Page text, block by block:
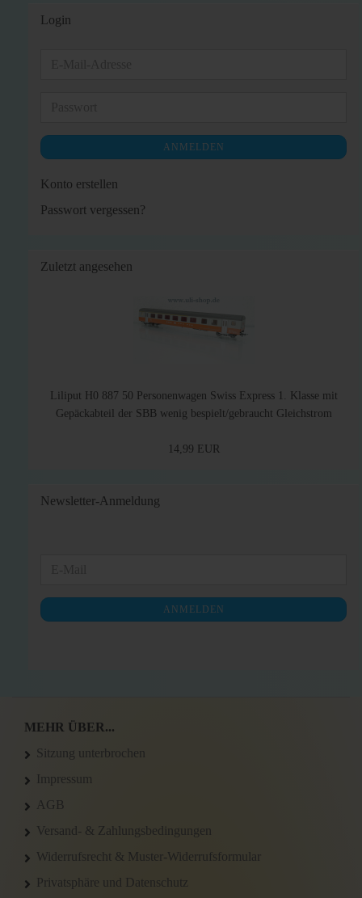
Login
ANMELDEN
Konto erstellen
Passwort vergessen?
Zuletzt angesehen
Liliput H0 887 50 Personenwagen Swiss Express 1. Klasse mit
Gepäckabteil der SBB wenig bespielt/gebraucht Gleichstrom
14,99 EUR
Newsletter-Anmeldung
NEWSLETTER-
ANMELDUNG
ANMELDEN
MEHR ÜBER...
Sitzung unterbrochen
Impressum
AGB
Versand- & Zahlungsbedingungen
Widerrufsrecht & Muster-Widerrufsformular
Privatsphäre und Datenschutz